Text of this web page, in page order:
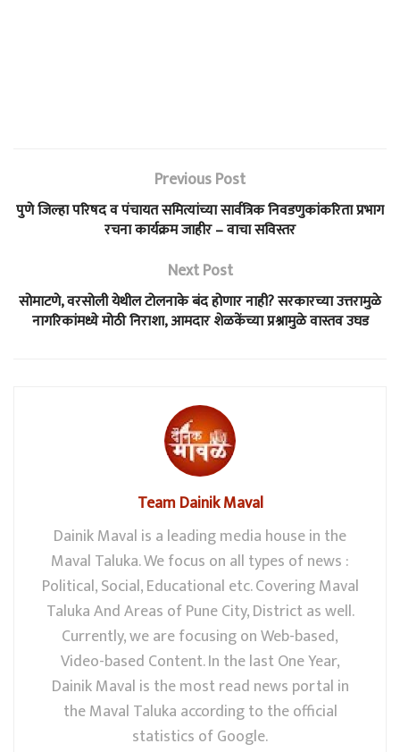
Previous Post
पुणे जिल्हा परिषद व पंचायत समित्यांच्या सार्वत्रिक निवडणुकांकरिता प्रभाग
रचना कार्यक्रम जाहीर – वाचा सविस्तर
Next Post
सोमाटणे, वरसोली येथील टोलनाके बंद होणार नाही? सरकारच्या उत्तरामुळे
नागरिकांमध्ये मोठी निराशा, आमदार शेळकेंच्या प्रश्नामुळे वास्तव उघड
Team Dainik Maval
Dainik Maval is a leading media house in the
Maval Taluka. We focus on all types of news :
Political, Social, Educational etc. Covering Maval
Taluka And Areas of Pune City, District as well.
Currently, we are focusing on Web-based,
Video-based Content. In the last One Year,
Dainik Maval is the most read news portal in
the Maval Taluka according to the official
statistics of Google.